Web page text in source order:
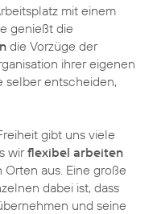
mit einem
genießt die
die Vorzüge der
ihrer eigenen
selber entscheiden,
gibt uns viele
wirflexibel arbeiten
aus. Eine große
dabei ist, dass
und seine